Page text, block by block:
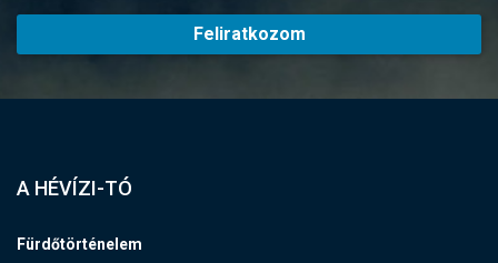
Feliratkozom
A HÉVÍZI-TÓ
Fürdőtörténelem